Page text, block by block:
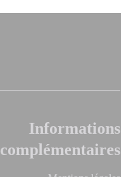
Informations
complémentaires